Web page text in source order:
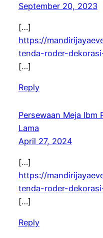
September 20, 2023
[…]
https://
tenda-roder-
[…]
Reply
Persewaan Meja Ibm
Lama
April 27, 2024
[…]
https://
tenda-roder-
[…]
Reply